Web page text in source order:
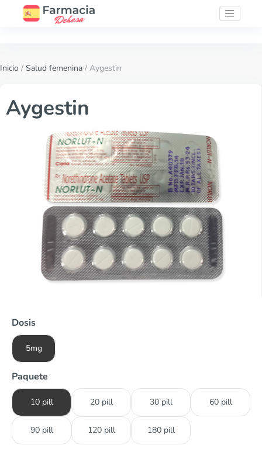
Inicio / Salud femenina / Aygestin
Aygestin
Dosis
5mg
Paquete
10 pill 20 pill 30 pill 60 pill
90 pill 120 pill 180 pill